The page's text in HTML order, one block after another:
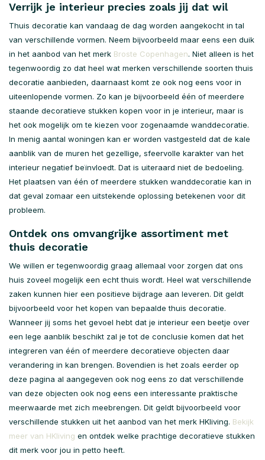
Verrijk je interieur precies zoals jij dat wil
Thuis decoratie kan vandaag de dag worden aangekocht in tal
van verschillende vormen. Neem bijvoorbeeld maar eens een duik
in het aanbod van het merk Broste Copenhagen. Niet alleen is het
tegenwoordig zo dat heel wat merken verschillende soorten thuis
decoratie aanbieden, daarnaast komt ze ook nog eens voor in
uiteenlopende vormen. Zo kan je bijvoorbeeld één of meerdere
staande decoratieve stukken kopen voor in je interieur, maar is
het ook mogelijk om te kiezen voor zogenaamde wanddecoratie.
In menig aantal woningen kan er worden vastgesteld dat de kale
aanblik van de muren het gezellige, sfeervolle karakter van het
interieur negatief beïnvloedt. Dat is uiteraard niet de bedoeling.
Het plaatsen van één of meerdere stukken wanddecoratie kan in
dat geval zomaar een uitstekende oplossing betekenen voor dit
probleem.
Ontdek ons omvangrijke assortiment met
thuis decoratie
We willen er tegenwoordig graag allemaal voor zorgen dat ons
huis zoveel mogelijk een echt thuis wordt. Heel wat verschillende
zaken kunnen hier een positieve bijdrage aan leveren. Dit geldt
bijvoorbeeld voor het kopen van bepaalde thuis decoratie.
Wanneer jij soms het gevoel hebt dat je interieur een beetje over
een lege aanblik beschikt zal je tot de conclusie komen dat het
integreren van één of meerdere decoratieve objecten daar
verandering in kan brengen. Bovendien is het zoals eerder op
deze pagina al aangegeven ook nog eens zo dat verschillende
van deze objecten ook nog eens een interessante praktische
meerwaarde met zich meebrengen. Dit geldt bijvoorbeeld voor
verschillende stukken uit het aanbod van het merk HKliving. Bekijk
meer van HKliving en ontdek welke prachtige decoratieve stukken
dit merk voor jou in petto heeft.